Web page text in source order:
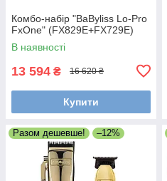
Комбо-набір "BaByliss Lo-Pro
FxOne" (FX829E+FX729E)
В наявності
13 594 ₴ 16 620 ₴
Купити
Разом дешевше! –12%